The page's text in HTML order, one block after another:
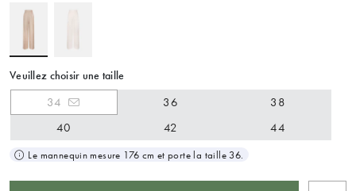
Veuillez choisir une taille
34 36
38
40
42 44
Le mannequin mesure 176 cm et porte la taille 36.